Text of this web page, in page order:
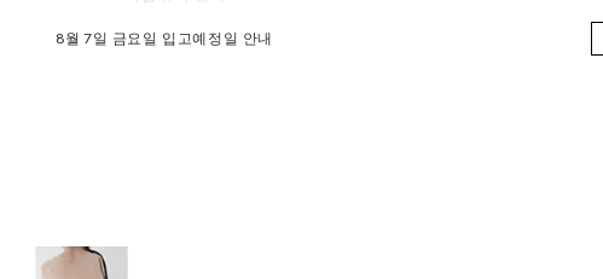
8월 7일 금요일 입고예정일 안내